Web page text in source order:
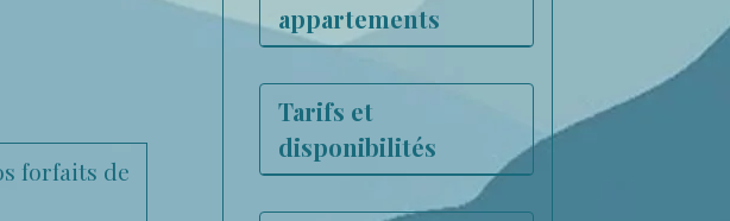
forfaits de
appartements
Tarifs et
disponibilités